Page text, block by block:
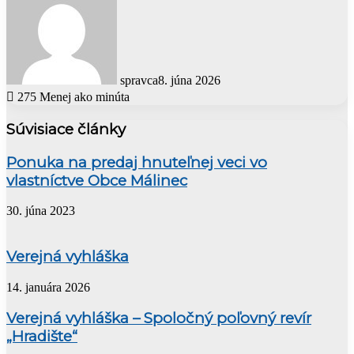
spravca8. júna 2026
275 Menej ako minúta
Súvisiace články
Ponuka na predaj hnuteľnej veci vo
vlastníctve Obce Málinec
30. júna 2023
Verejná vyhláška
14. januára 2026
Verejná vyhláška – Spoločný poľovný revír
„Hradište“